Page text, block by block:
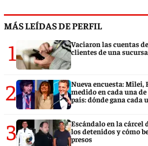
MÁS LEÍDAS DE PERFIL
1
Vaciaron las cuentas
clientes de una
2
Nueva encuesta: Milei,
medido en cada una
país: dónde gana cada
3
Escándalo en la cárcel
los detenidos y cómo
presos